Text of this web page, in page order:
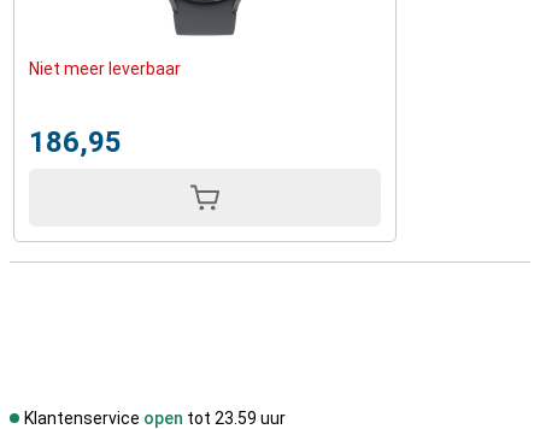
Niet meer leverbaar
186,95
Klantenservice open tot 23.59 uur